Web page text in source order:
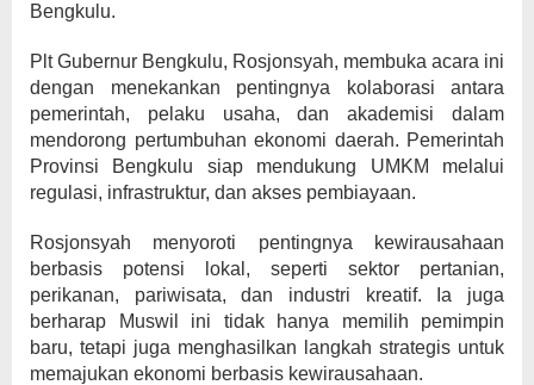
Bengkulu.
Plt Gubernur Bengkulu, Rosjonsyah, membuka acara ini
dengan menekankan pentingnya kolaborasi antara
pemerintah, pelaku usaha, dan akademisi dalam
mendorong pertumbuhan ekonomi daerah. Pemerintah
Provinsi Bengkulu siap mendukung UMKM melalui
regulasi, infrastruktur, dan akses pembiayaan.
Rosjonsyah menyoroti pentingnya kewirausahaan
berbasis potensi lokal, seperti sektor pertanian,
perikanan, pariwisata, dan industri kreatif. Ia juga
berharap Muswil ini tidak hanya memilih pemimpin
baru, tetapi juga menghasilkan langkah strategis untuk
memajukan ekonomi berbasis kewirausahaan.